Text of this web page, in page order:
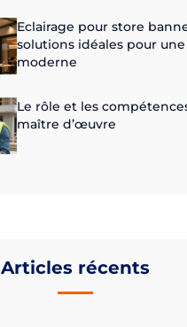
Eclairage pour store
solutions idéales pour une
moderne
Le rôle et les
maître d’œuvre
Articles récents